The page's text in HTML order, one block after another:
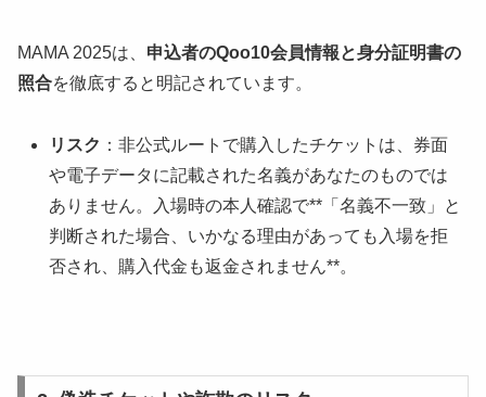
MAMA 2025は、 申込者のQoo10会員情報と身分証明書の
照合を徹底すると明記されています。
リスク ：非公式ルートで購入したチケットは、券面
や電子データに記載された名義があなたのものでは
ありません。入場時の本人確認で**「名義不一致」と
判断された場合、いかなる理由があっても入場を拒
否され、購入代金も返金されません**。